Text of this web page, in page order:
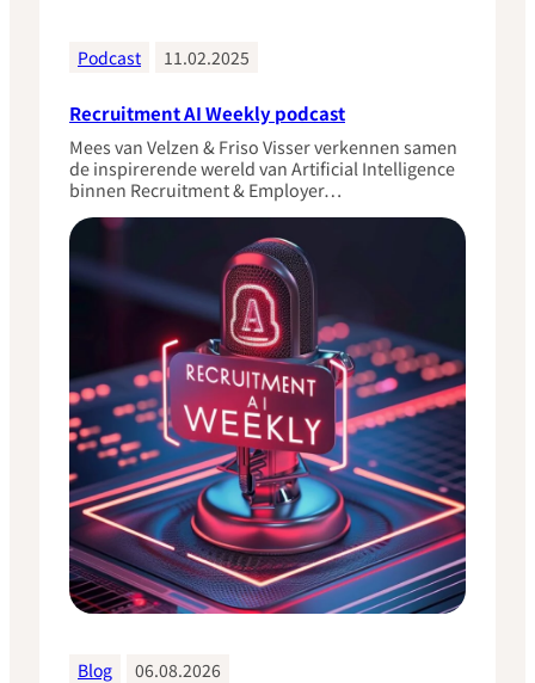
Podcast 11.02.2025
Recruitment AI Weekly podcast
Mees van Velzen & Friso Visser verkennen samen
de inspirerende wereld van Artificial Intelligence
binnen Recruitment & Employer…
Blog 06.08.2026